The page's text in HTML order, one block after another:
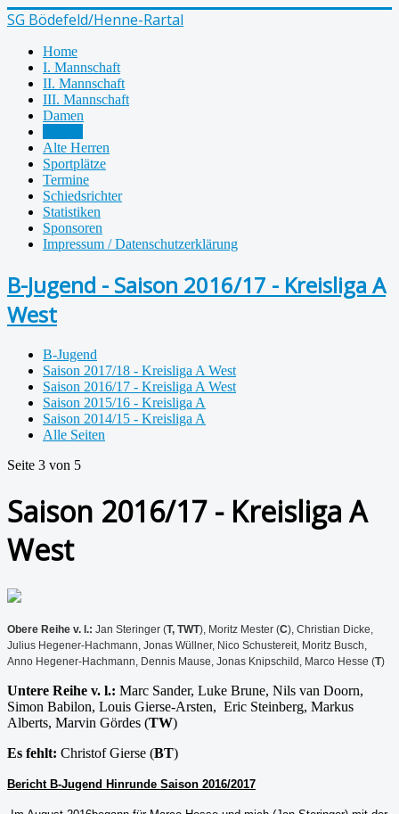
SG Bödefeld/Henne-Rartal
Home
I. Mannschaft
II. Mannschaft
III. Mannschaft
Damen
Alte Herren
Sportplätze
Termine
Schiedsrichter
Statistiken
Sponsoren
Impressum / Datenschutzerklärung
B-Jugend - Saison 2016/17 - Kreisliga A
West
B-Jugend
Saison 2017/18 - Kreisliga A West
Saison 2016/17 - Kreisliga A West
Saison 2015/16 - Kreisliga A
Saison 2014/15 - Kreisliga A
Alle Seiten
Seite 3 von 5
Saison 2016/17 - Kreisliga A
West
Obere Reihe v. l.: Jan Steringer (T, TWT), Moritz Mester (C), Christian Dicke,
Julius Hegener-Hachmann, Jonas Wüllner, Nico Schustereit, Moritz Busch,
Anno Hegener-Hachmann, Dennis Mause, Jonas Knipschild, Marco Hesse (T)
Untere Reihe v. l.: Marc Sander, Luke Brune, Nils van Doorn,
Simon Babilon, Louis Gierse-Arsten, Eric Steinberg, Markus
Alberts, Marvin Gördes (TW)
Es fehlt: Christof Gierse (BT)
Bericht B-Jugend Hinrunde Saison 2016/2017